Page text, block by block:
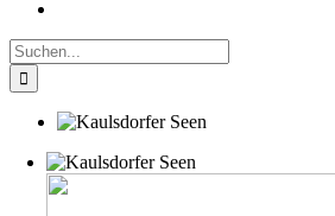
Suche
nach: